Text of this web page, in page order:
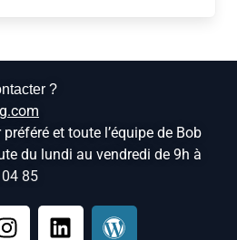
?
et toute l’équipe de Bob
du lundi au vendredi de 9h à
85